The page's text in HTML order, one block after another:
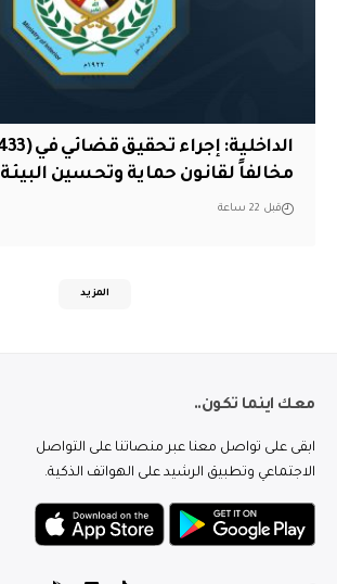
مخالفاً لقانون حماية وتحسين البيئة
قبل 22 ساعة
المزيد
معك اينما تكون..
ابقى على تواصل معنا عبر منصاتنا على التواصل
الاجتماعي وتطبيق الرشيد على الهواتف الذكية.